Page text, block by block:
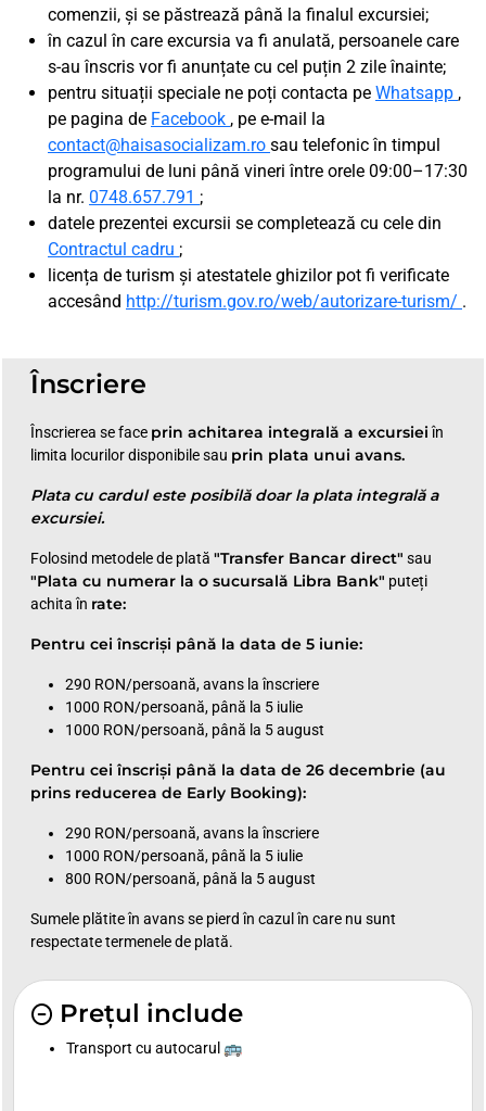
comenzii, și se păstrează până la finalul excursiei;
în cazul în care excursia va fi anulată, persoanele care
s-au înscris vor fi anunțate cu cel puțin 2 zile înainte;
pentru situații speciale ne poți contacta pe Whatsapp ,
pe pagina de Facebook , pe e-mail la
contact@haisasocializam.ro sau telefonic în timpul
programului de luni până vineri între orele 09:00–17:30
la nr. 0748.657.791 ;
datele prezentei excursii se completează cu cele din
Contractul cadru ;
licența de turism și atestatele ghizilor pot fi verificate
accesând http://turism.gov.ro/web/autorizare-turism/ .
Înscriere
Înscrierea se face prin achitarea integrală a excursiei în
limita locurilor disponibile sau prin plata unui avans.
Plata cu cardul este posibilă doar la plata integrală a
excursiei.
Folosind metodele de plată "Transfer Bancar direct" sau
"Plata cu numerar la o sucursală Libra Bank" puteți
achita în rate:
Pentru cei înscriși până la data de 5 iunie:
290 RON/persoană, avans la înscriere
1000 RON/persoană, până la 5 iulie
1000 RON/persoană, până la 5 august
Pentru cei înscriși până la data de 26 decembrie (au
prins reducerea de Early Booking):
290 RON/persoană, avans la înscriere
1000 RON/persoană, până la 5 iulie
800 RON/persoană, până la 5 august
Sumele plătite în avans se pierd în cazul în care nu sunt
respectate termenele de plată.
Prețul include
Transport cu autocarul 🚌